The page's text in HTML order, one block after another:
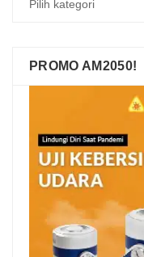
PROMO AM2050!